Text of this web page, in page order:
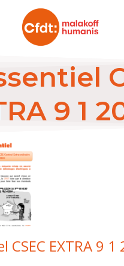
9 1
CSEC EXTRA 9 1